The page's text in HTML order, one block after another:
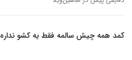
کمد همه چیش سالمه فقط یه کشو نداره